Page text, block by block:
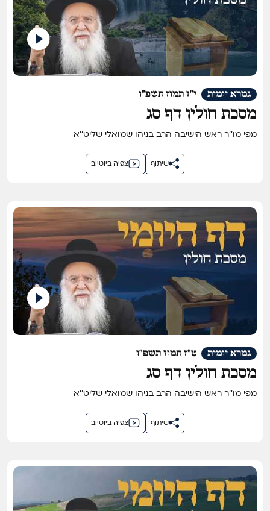
י"ז תמוז תשפ"ו גמרא יומית
מסכת חולין דף סג
מפי מו''ר ראש הישיבה הרב בניהו שמואלי שליט''א
צפיה ביוטיוב שיתוף
ט"ז תמוז תשפ"ו גמרא יומית
מסכת חולין דף סג
מפי מו''ר ראש הישיבה הרב בניהו שמואלי שליט''א
צפיה ביוטיוב שיתוף